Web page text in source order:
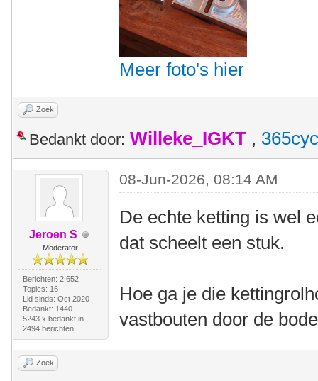
Meer foto's hier
Zoek
Bedankt door: Willeke_IGKT ,
Jeroen S
Moderator
Berichten: 2.652
Topics: 16
Lid sinds: Oct 2020
Bedankt: 1440
5243 x bedankt in
2494 berichten
08-Jun-2026, 08:14 AM
De echte ketting is wel
dat scheelt een stuk.
Hoe ga je die
vastbouten door de
Zoek